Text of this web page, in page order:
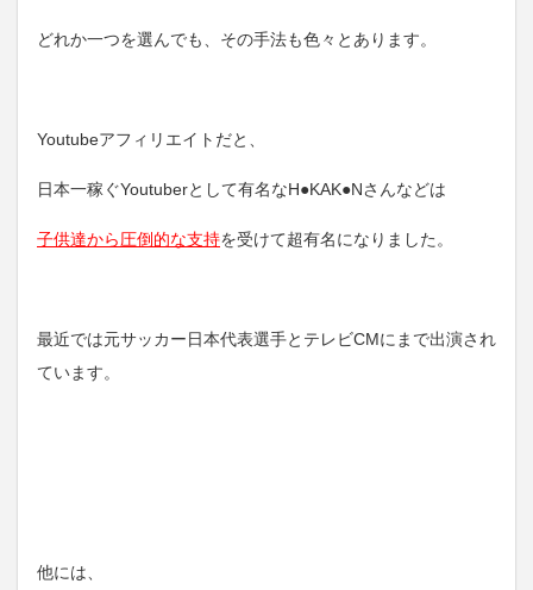
どれか一つを選んでも、その手法も色々とあります。
Youtubeアフィリエイトだと、
日本一稼ぐYoutuberとして有名なH●KAK●Nさんなどは
子供達から圧倒的な支持を受けて超有名になりました。
最近では元サッカー日本代表選手とテレビCMにまで出演され
ています。
他には、